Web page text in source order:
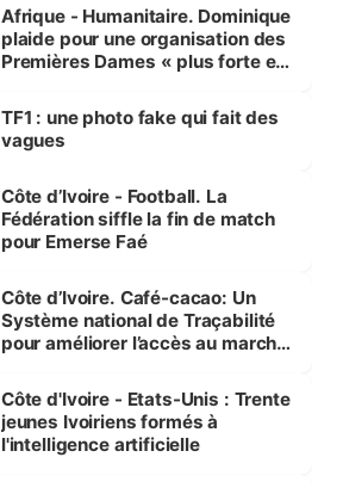
Afrique - Humanitaire. Dominique
plaide pour une organisation des
Premières Dames « plus forte et
sur la scène internationale »
TF1 : une photo fake qui fait des
vagues
Côte d’Ivoire - Football. La
Fédération siffle la fin de match
pour Emerse Faé
Côte d’Ivoire. Café-cacao: Un
Système national de Traçabilité
pour améliorer l’accès au marché
Côte d'Ivoire - Etats-Unis : Trente
jeunes Ivoiriens formés à
l'intelligence artificielle